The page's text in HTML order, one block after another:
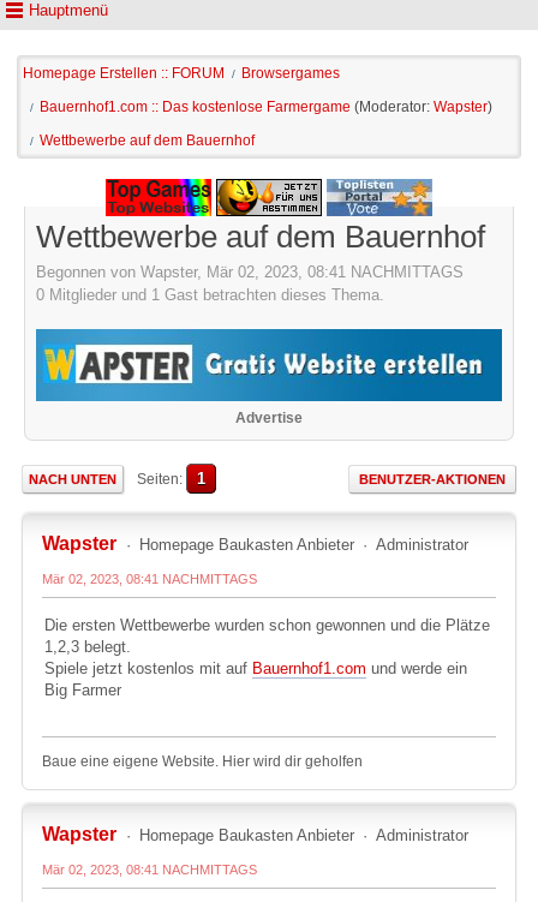
Hauptmenü
Homepage Erstellen :: FORUM / Browsergames
/ Bauernhof1.com :: Das kostenlose Farmergame (Moderator: Wapster)
/ Wettbewerbe auf dem Bauernhof
Wettbewerbe auf dem Bauernhof
Begonnen von Wapster, Mär 02, 2023, 08:41 NACHMITTAGS
0 Mitglieder und 1 Gast betrachten dieses Thema.
Advertise
NACH UNTEN Seiten 1 BENUTZER-AKTIONEN
Wapster Homepage Baukasten Anbieter Administrator
Mär 02, 2023, 08:41 NACHMITTAGS
Die ersten Wettbewerbe wurden schon gewonnen und die Plätze
1,2,3 belegt.
Spiele jetzt kostenlos mit auf Bauernhof1.com und werde ein
Big Farmer
Baue eine eigene Website. Hier wird dir geholfen
Wapster Homepage Baukasten Anbieter Administrator
Mär 02, 2023, 08:41 NACHMITTAGS